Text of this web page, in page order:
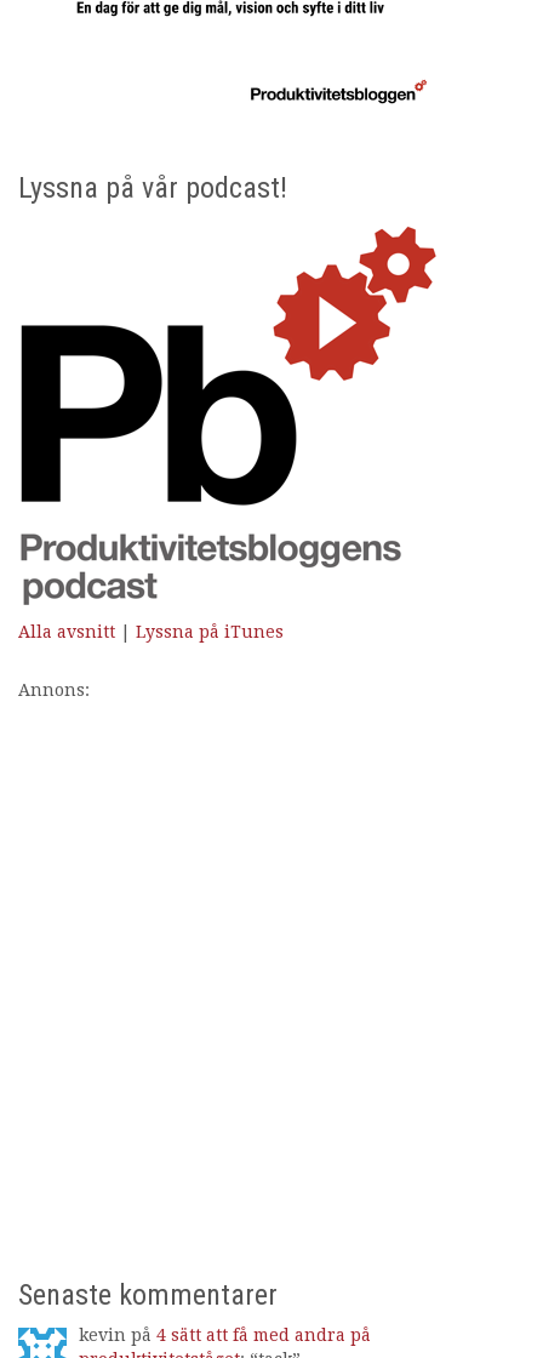
Lyssna på vår podcast!
Alla avsnitt Lyssna på iTunes
Annons:
Senaste kommentarer
kevin på 4 sätt att få med andra på